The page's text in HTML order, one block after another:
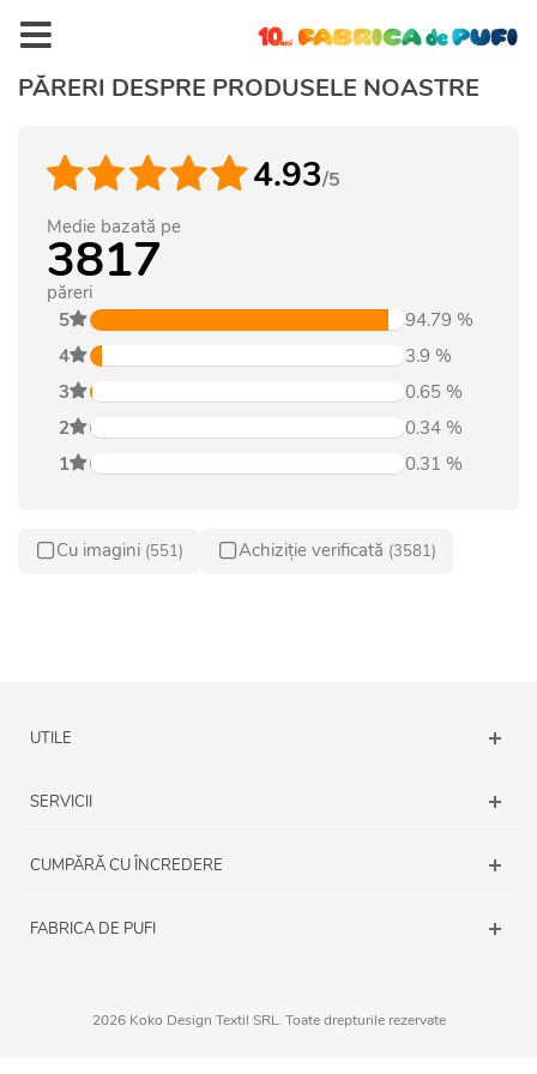
PĂRERI DESPRE PRODUSELE NOASTRE
5 94.79 %
4
3.9 %
3
0.65 %
2
0.34 %
1
0.31 %
4.93/5
Medie bazată pe
3817
păreri
Cu imagini (551) Achiziție verificată (3581)
UTILE
SERVICII
CUMPĂRĂ CU ÎNCREDERE
FABRICA DE PUFI
2026 Koko Design Textil SRL. Toate drepturile rezervate